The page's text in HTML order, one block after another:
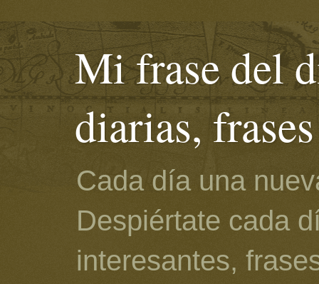
Mi frase del
diarias,
Cada día una
Despiértate cada
interesantes,